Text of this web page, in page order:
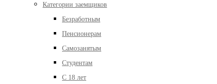
Категории заемщиков
Безработным
Пенсионерам
Самозанятым
Студентам
С 18 лет